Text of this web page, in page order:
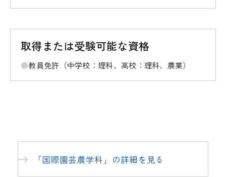
取得または受験可能な資格
教員免許（中学校：理科、高校：理科、農業）
「国際園芸農学科」の詳細を見る